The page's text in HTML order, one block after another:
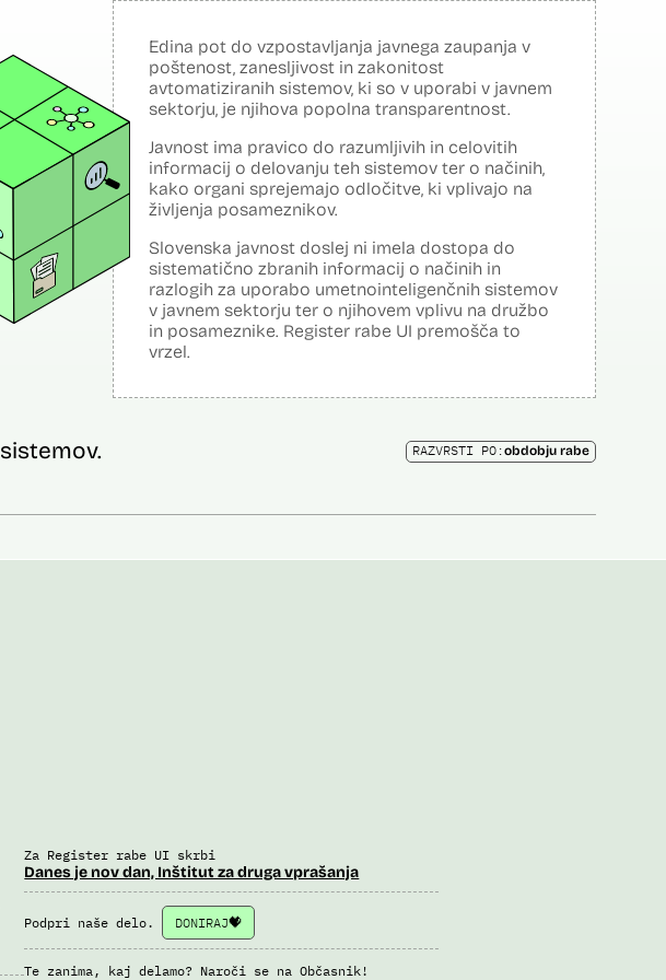
Edina pot do vzpostavljanja javnega zaupanja v
poštenost, zanesljivost in zakonitost
avtomatiziranih sistemov, ki so v uporabi v javnem
sektorju, je njihova popolna transparentnost.
Javnost ima pravico do razumljivih in celovitih
informacij o delovanju teh sistemov ter o načinih,
kako organi sprejemajo odločitve, ki vplivajo na
življenja posameznikov.
Slovenska javnost doslej ni imela dostopa do
sistematično zbranih informacij o načinih in
razlogih za uporabo umetnointeligenčnih sistemov
v javnem sektorju ter o njihovem vplivu na družbo
in posameznike. Register rabe UI premošča to
vrzel.
sistemov. RAZVRSTI PO:obdobju rabe
Za Register rabe UI skrbi
Danes je nov dan, Inštitut za druga vprašanja
Podpri naše delo. DONIRAJ
Te zanima, kaj delamo? Naroči se na Občasnik!